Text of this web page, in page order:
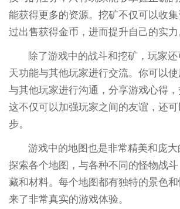
能获得更多的资源。挖矿不仅可以收
过出售获得金币，进而提升自己的实力
除了游戏中的战斗和挖矿，玩家
天功能与其他玩家进行交流。你可以
与其他玩家进行沟通，分享游戏心得，
这不仅可以加强玩家之间的友谊，还
步。
游戏中的地图也是非常精美和庞
探索各个地图，与各种不同的怪物战
藏和材料。每个地图都有独特的景色
来了非常真实的游戏体验。